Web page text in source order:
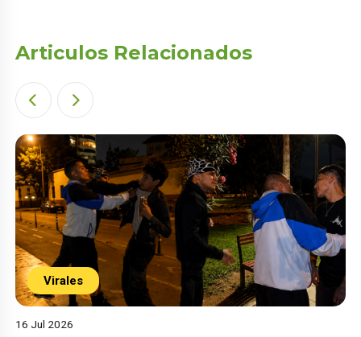
Articulos Relacionados
Virales
16 Jul 2026